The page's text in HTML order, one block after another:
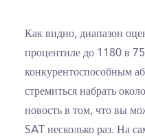
Как видно, диапазон
процентиле до 1180 в
конкурентоспособным
стремиться набрать
новость в том, что вы
SAT несколько раз. На